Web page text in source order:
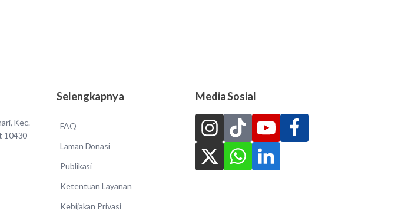
Kec.
10430
Selengkapnya
FAQ
Laman Donasi
Publikasi
Ketentuan Layanan
Kebijakan Privasi
Media Sosial